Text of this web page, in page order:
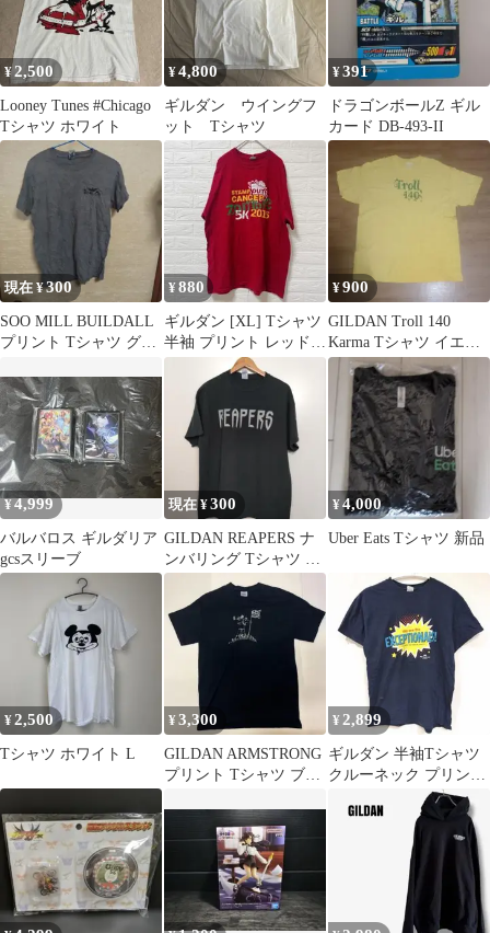
¥2,500
Looney Tunes #Chicago
Tシャツ ホワイト
¥4,800
ギルダン ウイングフ
ット Tシャツ
¥391
ドラゴンボールZ ギル
カード DB-493-II
現在 ¥300
SOO MILL BUILDALL
プリント Tシャツ グレ
¥880
ギルダン [XL] Tシャツ
半袖 プリント レッド
綿 ビッグサイズ
¥900
GILDAN Troll 140
Karma Tシャツ イエロ
ー XL
¥4,999
バルバロス ギルダリア
gcsスリーブ
現在 ¥300
GILDAN REAPERS ナ
ンバリング Tシャツ XL
ブラック
¥4,000
Uber Eats Tシャツ 新品
¥2,500
Tシャツ ホワイト L
¥3,300
GILDAN ARMSTRONG
プリント Tシャツ ブラ
¥ 2,899
ギルダン 半袖Tシャツ
クルーネック プリント
M 紺 綿 デイリー